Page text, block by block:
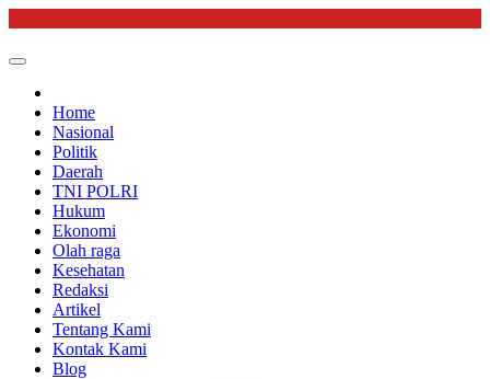
content
Home
Nasional
Politik
Daerah
TNI POLRI
Hukum
Ekonomi
Olah raga
Kesehatan
Redaksi
Artikel
Tentang Kami
Kontak Kami
Blog